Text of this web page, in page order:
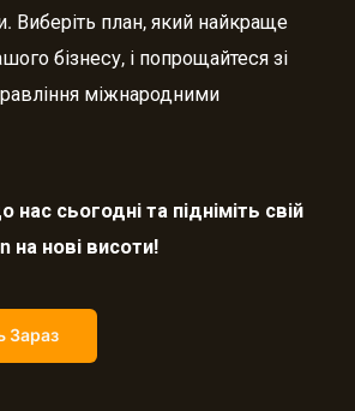
Виберіть план, який найкраще
бізнесу, і попрощайтеся зі
міжнародними
сьогодні та підніміть свій
на нові висоти!
Зараз